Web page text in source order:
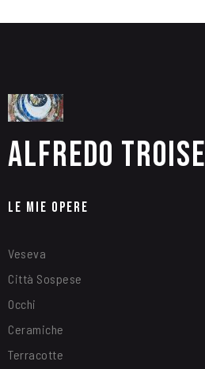
Alfredo Troise
Le Mie Opere
Veseva
Città Sospese
Occhi
Ceramiche
Terracotte